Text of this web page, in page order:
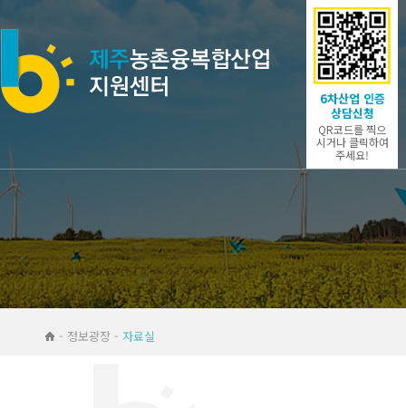
6차산업 인증
상담신청
QR코드를 찍으
시거나 클릭하여
주세요!
- 정보광장 - 자료실